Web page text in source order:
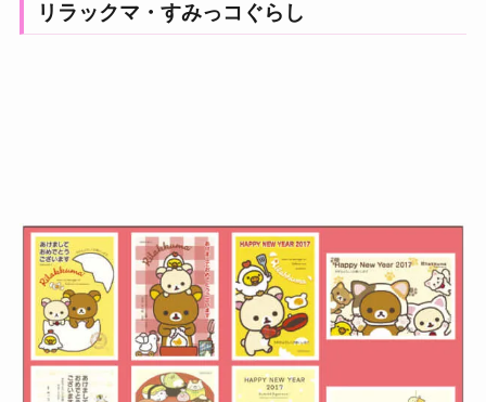
リラックマ・すみっコぐらし